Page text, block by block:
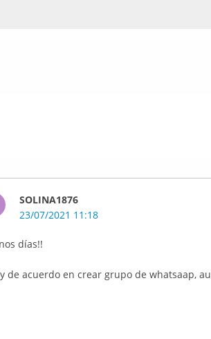
SOLINA1876
23/07/2021 11:18
días!!
de acuerdo en crear grupo de whatsaap,